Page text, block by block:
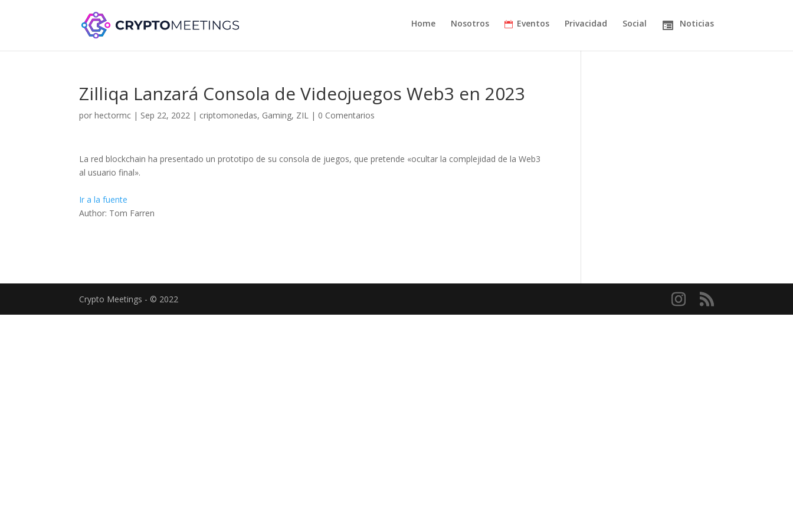
Home Nosotros Eventos Privacidad Social Noticias
Zilliqa Lanzará Consola de Videojuegos Web3 en 2023
porhectormc | Sep 22, 2022 | criptomonedas, Gaming, ZIL | 0 Comentarios
La red blockchain ha presentado un prototipo de su consola de juegos, que pretende «ocultar la complejidad de la Web3
al usuario final».
Ir a la fuente
Author: Tom Farren
Crypto Meetings - © 2022